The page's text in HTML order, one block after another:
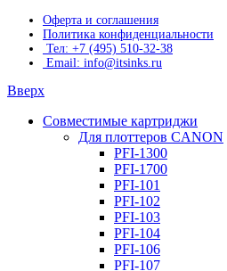
Оферта и соглашения
Политика конфиденциальности
Тел: +7 (495) 510-32-38
Email: info@itsinks.ru
Вверх
Совместимые картриджи
Для плоттеров CANON
PFI-1300
PFI-1700
PFI-101
PFI-102
PFI-103
PFI-104
PFI-106
PFI-107